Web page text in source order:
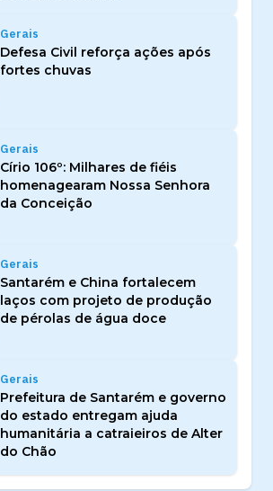
Gerais
Defesa Civil reforça ações após
fortes chuvas
Gerais
Círio 106º: Milhares de fiéis
homenagearam Nossa Senhora
da Conceição
Gerais
Santarém e China fortalecem
laços com projeto de produção
de pérolas de água doce
Gerais
Prefeitura de Santarém e governo
do estado entregam ajuda
humanitária a catraieiros de Alter
do Chão